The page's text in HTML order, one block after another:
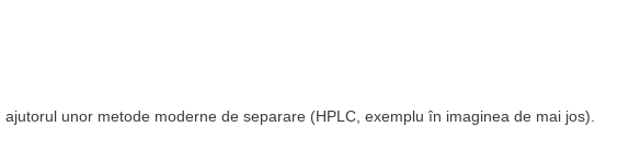
unor metode moderne de separare (HPLC, exemplu în imaginea de mai jos).